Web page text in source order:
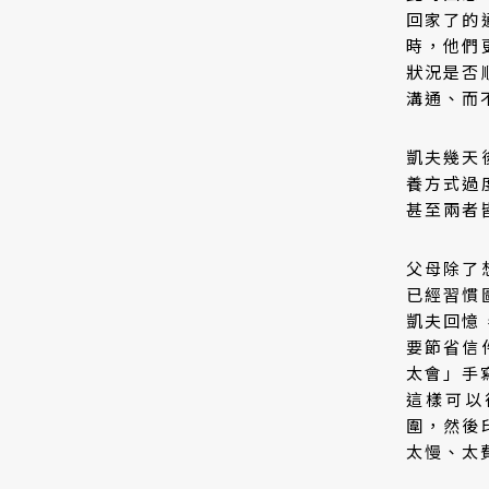
回家了的
時，他們
狀況是否
溝通、而
凱夫幾天
養方式過
甚至兩者
父母除了
已經習慣
凱夫回憶
要節省信
太會」手
這樣可
圍，然後
太慢、太